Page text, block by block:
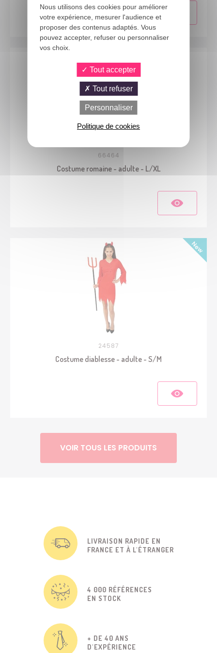
66464
Costume romaine - adulte - L/XL
24587
Costume diablesse - adulte - S/M
VOIR TOUS LES PRODUITS
LIVRAISON RAPIDE EN
FRANCE ET À L'ÉTRANGER
4 000 RÉFÉRENCES
EN STOCK
+ DE 40 ANS
D'EXPÉRIENCE
Nous utilisons des cookies pour améliorer
votre expérience, mesurer l'audience et
proposer des contenus adaptés. Vous
pouvez accepter, refuser ou personnaliser
vos choix.
Tout accepter
Tout refuser
Personnaliser
Politique de cookies